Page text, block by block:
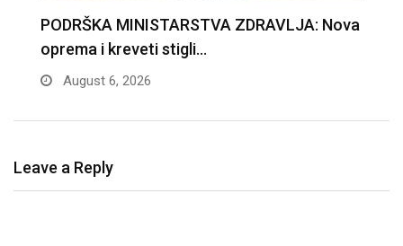
TRUBA ĆE PONOVO ODJEKIVATI
DRAGAČEVOM: Sve je spremno…
August 6, 2026
Leave a Reply